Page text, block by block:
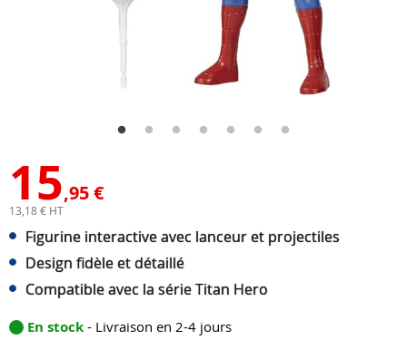
15,95 €
13,18 € HT
Figurine interactive avec lanceur et projectiles
Design fidèle et détaillé
Compatible avec la série Titan Hero
En stock - Livraison en 2-4 jours